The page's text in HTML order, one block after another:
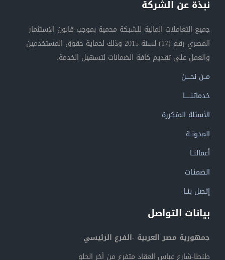
نبذة عن الشركة
جميع التعاملات المالية للشبكة محمية بموجب قانون الاستثمار
المصري رقم (17) لسنة 2015 وذلك لحماية حقوق المستخدمين
والعمل على تقديم كافة الضمانات لتسهيل الخدمة.
مــن نحــــن
خدماتنــــــا
الأسئلة المتكررة
المدونــة
أعمالنــا
الضمنـات
إتصل بنــا
بيانات التواصل
جمهورية مصر العربية -الفرع الرئيسي
طنطا-شارع عباس العقاد متفرع من أخر الحلو